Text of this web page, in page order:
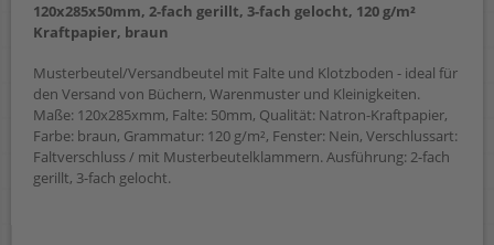
120x285x50mm, 2-fach gerillt, 3-fach gelocht, 120 g/m²
Kraftpapier, braun
Musterbeutel/Versandbeutel mit Falte und Klotzboden - ideal für
den Versand von Büchern, Warenmuster und Kleinigkeiten.
Maße: 120x285xmm, Falte: 50mm, Qualität: Natron-Kraftpapier,
Farbe: braun, Grammatur: 120 g/m², Fenster: Nein, Verschlussart:
Faltverschluss / mit Musterbeutelklammern. Ausführung: 2-fach
gerillt, 3-fach gelocht.